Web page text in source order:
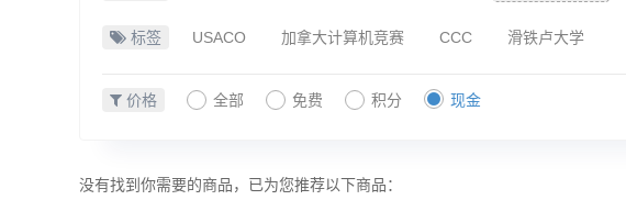
标签 USACO 加拿大计算机竞赛 CCC 滑铁卢大学
价格 全部 免费 积分 现金
没有找到你需要的商品，已为您推荐以下商品：